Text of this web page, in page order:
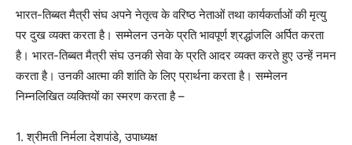
भारत-तिब्बत मैत्री संघ अपने नेतृत्व के वरिष्ठ नेताओं तथा कार्यकर्ताओं की मृत्यु
पर दुख व्यक्त करता है। सम्मेलन उनके प्रति भावपूर्ण श्रद्धांजलि अर्पित करता
है। भारत-तिब्बत मैत्री संघ उनकी सेवा के प्रति आदर व्यक्त करते हुए उन्हें नमन
करता है। उनकी आत्मा की शांति के लिए प्रार्थना करता है। सम्मेलन
निम्नलिखित व्यक्तियों का स्मरण करता है –
1. श्रीमती निर्मला देशपांडे, उपाध्यक्ष